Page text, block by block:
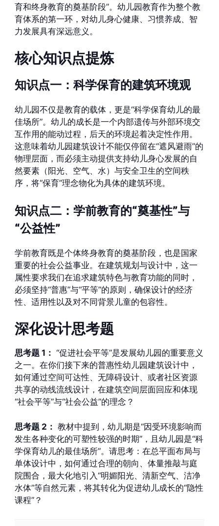
育和终身教育的奠基阶段”。幼儿园教育作为整个教
育体系的第一环，对幼儿身心健康、习惯养成、智
力发展具有深远意义。
核心知识点提炼
知识点一：科学保育的建筑环境观
幼儿园不仅是教育的载体，更是“科学保育幼儿的最
佳场所”。幼儿的成长是一个内部遗传与外部环境交
互作用的能动过程，后天的环境起着决定性作用。
这意味着幼儿园建筑设计不能仅停留在“遮风避雨”的
物理层面，而必须主动提供支持幼儿身心发展的自
然要素（阳光、空气、水）与安全卫生的空间秩
序，将“保育”理念物化为具体的建筑环境。
知识点二：学前教育的“奠基性”与
“公益性”
学前教育既是个体终身教育的奠基阶段，也是国家
重要的社会公益事业。在建筑规划与设计中，这一
属性要求我们在追求建筑特色与教育功能的同时，
必须坚持“普惠”与“平等”的原则，确保设计的经济
性、适用性以及对不同背景儿童的包容性。
深化设计思考题
思考题 1： “促进社会平等”是发展幼儿园的重要意义
之一。在你们接下来的普惠性幼儿园建筑设计中，
如何通过空间可达性、无障碍设计、或者社区资源
共享的动线流线设计，在建筑空间层面回应和体现
“社会平等”与“社会公益”的理念？
思考题 2： 教材中提到，幼儿期是“因受环境影响而
发生各种变化的可塑性较强的时期”，且幼儿园是“科
学保育幼儿的最佳场所”。请思考：在总平面布局与
单体设计中，如何通过合理的朝向、体量推敲与庭
院围合，最大化地引入“明媚阳光、清新空气、洁净
水体”等自然元素，将其转化为促进幼儿成长的“隐性
课程”？